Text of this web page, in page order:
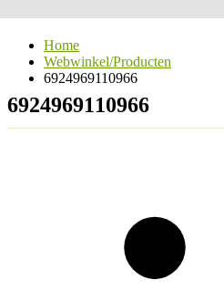
Home
Webwinkel/Producten
6924969110966
6924969110966